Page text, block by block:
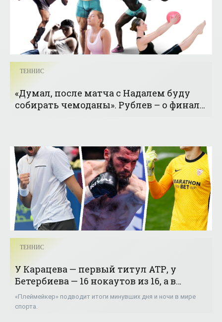
ТЕННИС
«Думал, после матча с Надалем буду
собирать чемоданы». Рублев – о финале
ТЕННИС
У Карацева — первый титул АТР, у
Бетербиева — 16 нокаутов из 16, а в
Испании вратарь забил гол - «Теннис»
«Плеймейкер» подводит итоги минувших дня и ночи в мире
спорта.